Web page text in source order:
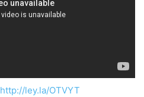
http://ley.la/OTVYT